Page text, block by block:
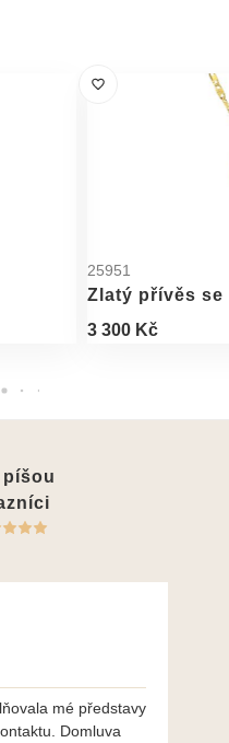
25951
Zlatý přívěs se
3 300 Kč
mé představy
Domluva